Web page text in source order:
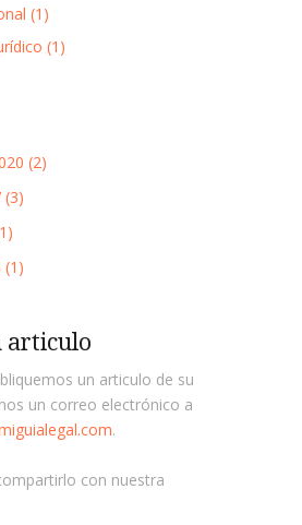
(1)
(1)
(2)
(3)
(1)
articulo
un articulo de su
un correo electrónico a
.
con nuestra